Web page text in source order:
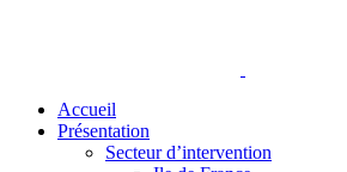
Accueil
Présentation
Secteur d’intervention